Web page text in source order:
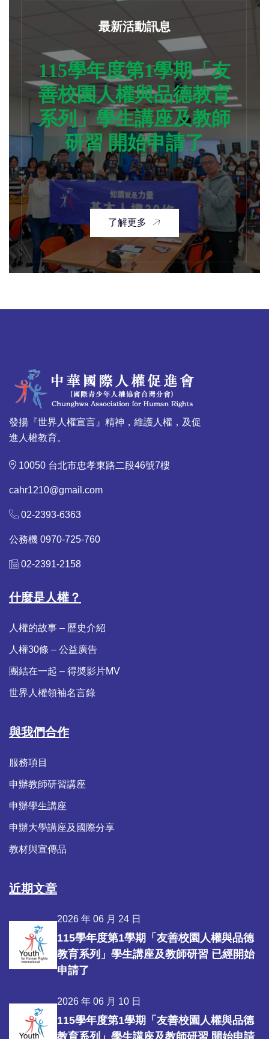
最新活動訊息
115學年度第1學期「友
善校園人權與品德教育
系列」學生講座及教師
研習 開始申請了
了解更多
發揚『世界人權宣言』精神，維護人權，及促
進人權教育。
10050 台北市忠孝東路二段46號7樓
cahr1210@gmail.com
02-2393-6363
公務機 0970-725-760
02-2391-2158
什麼是人權？
人權的故事 – 歷史介紹
人權30條 – 公益廣告
團結在一起 – 得奬影片MV
世界人權領袖名言錄
與我們合作
服務項目
申辦教師研習講座
申辦學生講座
申辦大學講座及國際分享
教材與宣傳品
近期文章
2026 年 06 月 24 日
115學年度第1學期「友善校園人權與品德
教育系列」學生講座及教師研習 已經開始
申請了
2026 年 06 月 10 日
115學年度第1學期「友善校園人權與品德